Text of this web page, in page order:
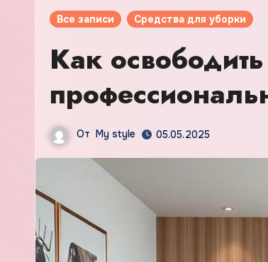
Все записи Средства для уборки
Как
От My style 05.05.2025